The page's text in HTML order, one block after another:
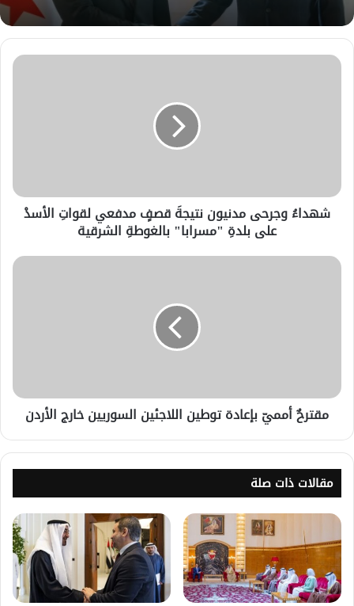
شهداءُ وجرحى مدنيون نتيجةَ قصفٍ مدفعي لقواتِ الأسدْ
على بلدةِ "مسرابا" بالغوطةِ الشرقية
مقترحٌ أمميّ بإعادة توطين اللاجئين السوريين خارج الأردن
مقالات ذات صلة